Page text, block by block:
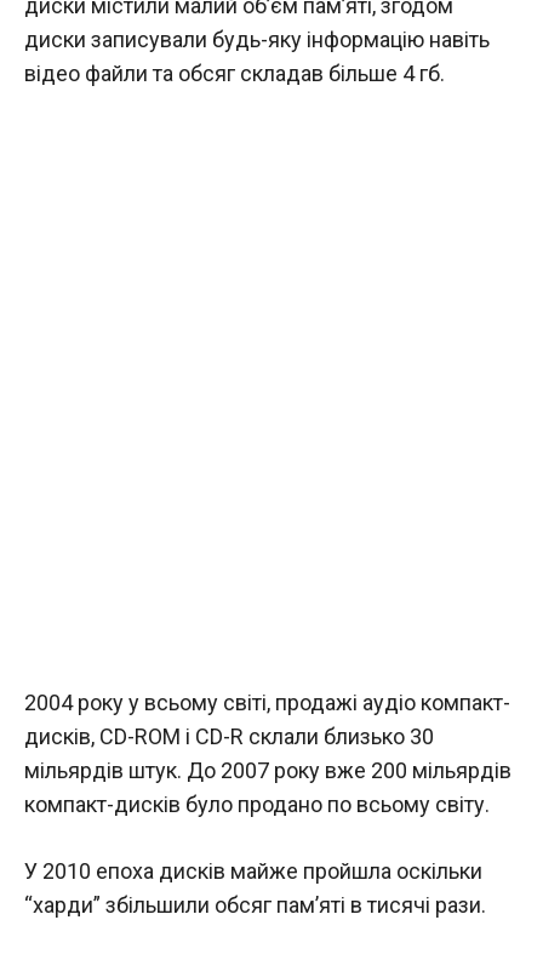
диски містили малий об’єм пам’яті, згодом
диски записували будь-яку інформацію навіть
відео файли та обсяг складав більше 4 гб.
2004 року у всьому світі, продажі аудіо компакт-
дисків, CD-ROM і CD-R склали близько 30
мільярдів штук. До 2007 року вже 200 мільярдів
компакт-дисків було продано по всьому світу.
У 2010 епоха дисків майже пройшла оскільки
“харди” збільшили обсяг пам’яті в тисячі рази.